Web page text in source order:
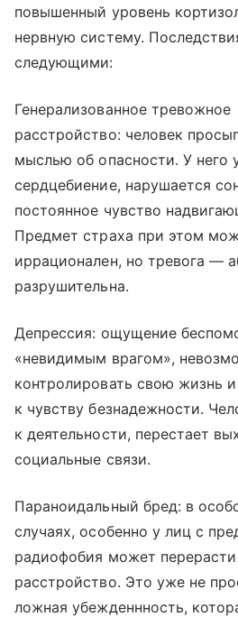
повышенный уровень
нервную систему.
следующими:
Генерализованное тревожное
расстройство: человек
мыслью об опасности. У него
сердцебиение, нарушается
постоянное чувство
Предмет страха при этом
иррационален, но тревога —
разрушительна.
Депрессия: ощущение
«невидимым врагом»,
контролировать свою жизнь
к чувству безнадежности.
к деятельности, перестает
социальные связи.
Параноидальный бред: в
случаях, особенно у лиц с
радиофобия может
расстройство. Это уже не
ложная убежденнность,